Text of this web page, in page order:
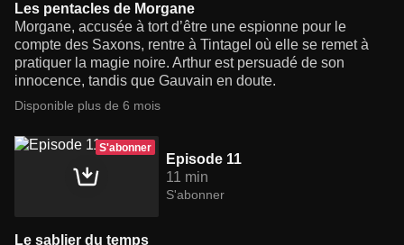
Les pentacles de Morgane
Morgane, accusée à tort d’être une espionne pour le
compte des Saxons, rentre à Tintagel où elle se remet à
pratiquer la magie noire. Arthur est persuadé de son
innocence, tandis que Gauvain en doute.
Disponible plus de 6 mois
S'abonner
Episode 11
11 min
S'abonner
Le sablier du temps